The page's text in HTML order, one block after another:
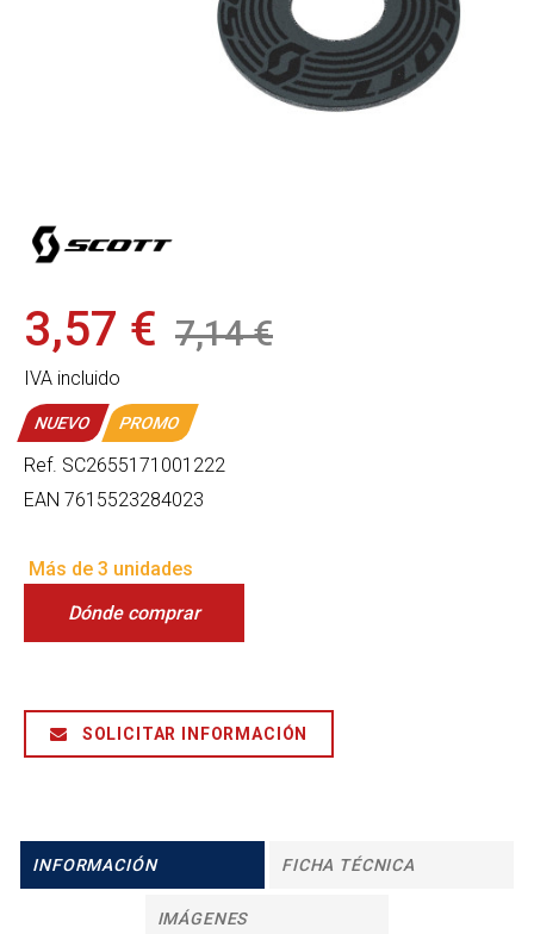
3,57 € 7,14 €
IVA incluido
NUEVO PROMO
Ref. SC2655171001222
EAN 7615523284023
Más de 3 unidades
Dónde comprar
SOLICITAR INFORMACIÓN
INFORMACIÓN FICHA TÉCNICA
IMÁGENES